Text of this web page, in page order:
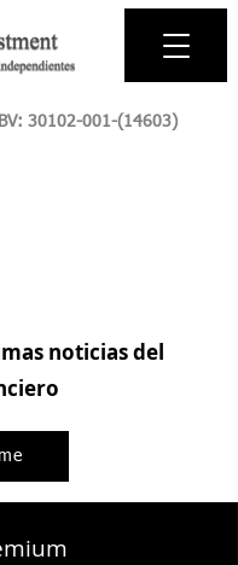
30102-001-(14603)
noticias del